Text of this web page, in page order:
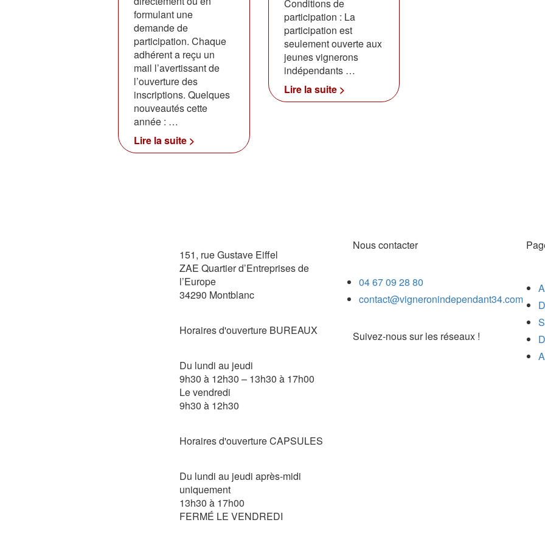
formulant une
demande de
participation. Chaque
adhérent a reçu un
mail l’avertissant de
l’ouverture des
inscriptions. Quelques
nouveautés cette
année : …
Lire la suite >
Conditions de
participation : La
participation est
seulement ouverte aux
jeunes vignerons
indépendants …
Lire la suite >
151, rue Gustave Eiffel
ZAE Quartier d’Entreprises de
l’Europe
34290 Montblanc
Horaires d'ouverture BUREAUX
Du lundi au jeudi
9h30 à 12h30 – 13h30 à 17h00
Le vendredi
9h30 à 12h30
Horaires d'ouverture CAPSULES
Du lundi au jeudi après-midi
uniquement
13h30 à 17h00
FERMÉ LE VENDREDI
Nous contacter
04 67 09 28 80
contact@vigneronindependant34.com
Suivez-nous sur les réseaux !